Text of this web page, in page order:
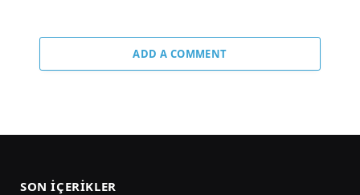
ADD A COMMENT
SON İÇERIKLER